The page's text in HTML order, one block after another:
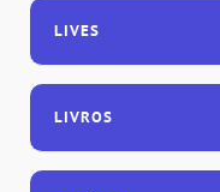
LIVES
LIVROS